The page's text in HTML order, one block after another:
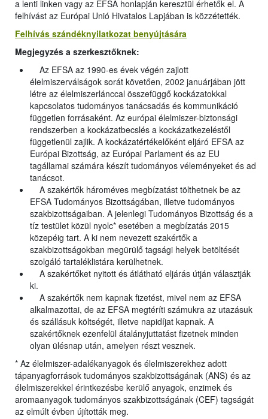
a lenti linken vagy az EFSA honlapján keresztül érhetők el. A
felhívást az Európai Unió Hivatalos Lapjában is közzétették.
Felhívás szándéknyilatkozat benyújtására
Megjegyzés a szerkesztőknek:
Az EFSA az 1990-es évek végén zajlott
élelmiszerválságok sorát követően, 2002 januárjában jött
létre az élelmiszerlánccal összefüggő kockázatokkal
kapcsolatos tudományos tanácsadás és kommunikáció
független forrásaként. Az európai élelmiszer-biztonsági
rendszerben a kockázatbecslés a kockázatkezeléstől
függetlenül zajlik. A kockázatértékelőként eljáró EFSA az
Európai Bizottság, az Európai Parlament és az EU
tagállamai számára készít tudományos véleményeket és ad
tanácsot.
A szakértők hároméves megbízatást tölthetnek be az
EFSA Tudományos Bizottságában, illetve tudományos
szakbizottságaiban. A jelenlegi Tudományos Bizottság és a
tíz testület közül nyolc* esetében a megbízatás 2015
közepéig tart. A ki nem nevezett szakértők a
szakbizottságokban megürülő tagsági helyek betöltését
szolgáló tartaléklistára kerülhetnek.
A szakértőket nyitott és átlátható eljárás útján választják
ki.
A szakértők nem kapnak fizetést, mivel nem az EFSA
alkalmazottai, de az EFSA megtéríti számukra az utazásuk
és szállásuk költségét, illetve napidíjat kapnak. A
szakértőknek ezenfelül átalányjuttatást fizetnek minden
olyan ülésnap után, amelyen részt vesznek.
* Az élelmiszer-adalékanyagok és élelmiszerekhez adott
tápanyagforrások tudományos szakbizottságának (ANS) és az
élelmiszerekkel érintkezésbe kerülő anyagok, enzimek és
aromaanyagok tudományos szakbizottságának (CEF) tagságát
az elmúlt évben újították meg.